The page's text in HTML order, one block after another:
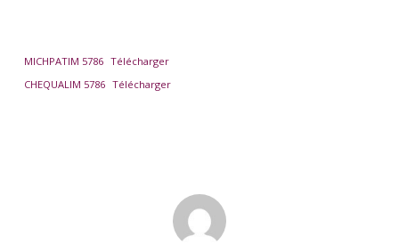
MICHPATIM 5786 Télécharger
CHEQUALIM 5786 Télécharger